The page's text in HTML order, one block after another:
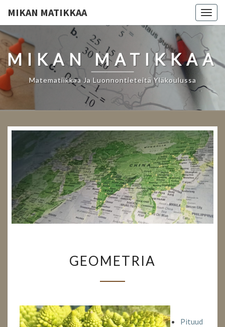
MIKAN MATIKKAA
MIKAN MATIKKAA
Matematiikkaa Ja Luonnontieteitä Yläkoulussa
GEOMETRIA
Pituud